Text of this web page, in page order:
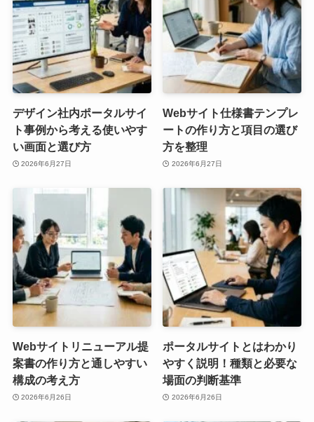
デザイン社内ポータルサイ
ト事例から考える使いやす
い画面と選び方
2026年6月27日
Webサイト仕様書テンプレ
ートの作り方と項目の選び
方を整理
2026年6月27日
Webサイトリニューアル提
案書の作り方と通しやすい
構成の考え方
2026年6月26日
ポータルサイトとはわかり
やすく説明！種類と必要な
場面の判断基準
2026年6月26日